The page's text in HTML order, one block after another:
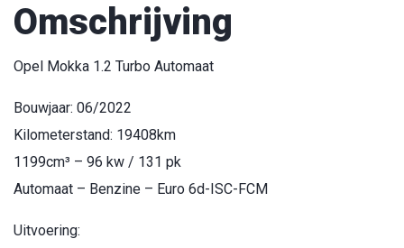
Omschrijving
Opel Mokka 1.2 Turbo Automaat
Bouwjaar: 06/2022
Kilometerstand: 19408km
1199cm³ – 96 kw / 131 pk
Automaat – Benzine – Euro 6d-ISC-FCM
Uitvoering: